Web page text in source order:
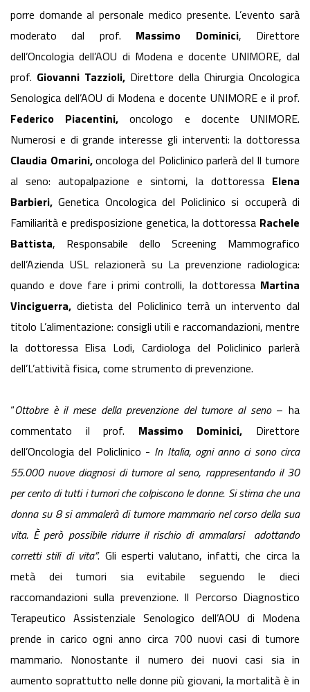
porre domande al personale medico presente. L’evento sarà
moderato dal prof. Massimo Dominici, Direttore
dell’Oncologia dell’AOU di Modena e docente UNIMORE, dal
prof. Giovanni Tazzioli, Direttore della Chirurgia Oncologica
Senologica dell’AOU di Modena e docente UNIMORE e il prof.
Federico Piacentini, oncologo e docente UNIMORE.
Numerosi e di grande interesse gli interventi: la dottoressa
Claudia Omarini,oncologa del Policlinico parlerà del Il tumore
al seno: autopalpazione e sintomi, la dottoressa Elena
Barbieri, Genetica Oncologica del Policlinico si occuperà di
Familiarità e predisposizione genetica, la dottoressa Rachele
Battista, Responsabile dello Screening Mammografico
dell’Azienda USL relazionerà su La prevenzione radiologica:
quando e dove fare i primi controlli, la dottoressa Martina
Vinciguerra, dietista del Policlinico terrà un intervento dal
titolo L’alimentazione: consigli utili e raccomandazioni, mentre
la dottoressa Elisa Lodi, Cardiologa del Policlinico parlerà
dell’L’attività fisica, come strumento di prevenzione.
“Ottobre è il mese della prevenzione del tumore al seno– ha
commentato il prof. Massimo Dominici, Direttore
dell’Oncologia del Policlinico - In Italia, ogni anno ci sono circa
55.000 nuove diagnosi di tumore al seno, rappresentando il 30
per cento di tutti i tumori che colpiscono le donne. Si stima che una
donna su 8 si ammalerà di tumore mammario nel corso della sua
vita. È però possibile ridurre il rischio di ammalarsi adottando
corretti stili di vita”. Gli esperti valutano, infatti, che circa la
metà dei tumori sia evitabile seguendo le dieci
raccomandazioni sulla prevenzione. Il Percorso Diagnostico
Terapeutico Assistenziale Senologico dell’AOU di Modena
prende in carico ogni anno circa 700 nuovi casi di tumore
mammario. Nonostante il numero dei nuovi casi sia in
aumento soprattutto nelle donne più giovani, la mortalità è in